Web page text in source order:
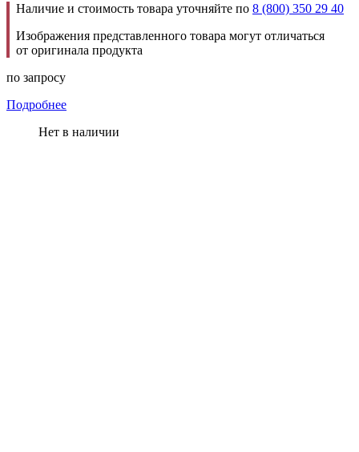
Наличие и стоимость товара уточняйте по 8 (800) 350 29 40
Изображения представленного товара могут отличаться
от оригинала продукта
по запросу
Подробнее
Нет в наличии